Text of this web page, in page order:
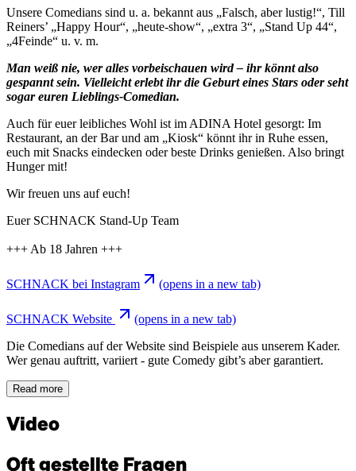
Unsere Comedians sind u. a. bekannt aus „Falsch, aber lustig!“, Till
Reiners’ „Happy Hour“, „heute-show“, „extra 3“, „Stand Up 44“,
„4Feinde“ u. v. m.
Man weiß nie, wer alles vorbeischauen wird – ihr könnt also
gespannt sein. Vielleicht erlebt ihr die Geburt eines Stars oder seht
sogar euren Lieblings-Comedian.
Auch für euer leibliches Wohl ist im ADINA Hotel gesorgt: Im
Restaurant, an der Bar und am „Kiosk“ könnt ihr in Ruhe essen,
euch mit Snacks eindecken oder beste Drinks genießen. Also bringt
Hunger mit!
Wir freuen uns auf euch!
Euer SCHNACK Stand-Up Team
+++ Ab 18 Jahren +++
SCHNACK bei Instagram (opens in a new tab)
SCHNACK Website
(opens in a new tab)
Die Comedians auf der Website sind Beispiele aus unserem Kader.
Wer genau auftritt, variiert - gute Comedy gibt’s aber garantiert.
Read more
Video
Oft gestellte Fragen